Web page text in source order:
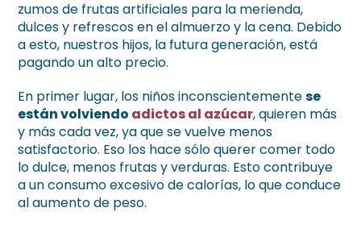
zumos de frutas artificiales para la merienda,
dulces y refrescos en el almuerzo y la cena. Debido
a esto, nuestros hijos, la futura generación, está
pagando un alto precio.
En primer lugar, los niños inconscientementese
están volviendo adictos al azúcar, quieren más
y más cada vez, ya que se vuelve menos
satisfactorio. Eso los hace sólo querer comer todo
lo dulce, menos frutas y verduras. Esto contribuye
a un consumo excesivo de calorías, lo que conduce
al aumento de peso.